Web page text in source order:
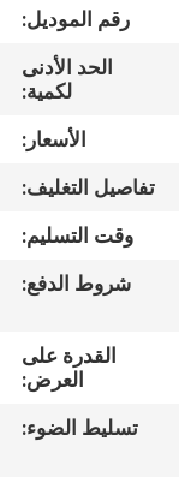
المصنع
مراقبة
الجودة
اتصل
القضايا
رقم الموديل:
الحد الأدنى
لكمية:
الأسعار:
تفاصيل التغليف:
وقت التسليم:
شروط الدفع:
القدرة على
العرض:
تسليط الضوء: